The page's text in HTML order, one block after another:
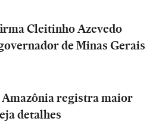
Cleitinho Azevedo
de Minas Gerais
registra maior
detalhes